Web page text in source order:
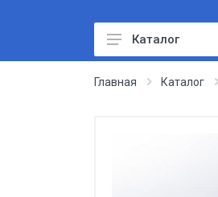
Профнастил
Каталог
Главная Каталог